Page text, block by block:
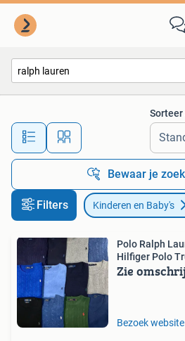
Alle afstanden…
Sorteer
Bewaar je
Filters Kinderen en Baby's
Polo Ralph
Hilfiger Polo
Zie
Bezoek website